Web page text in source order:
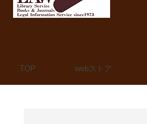
TOP webストア